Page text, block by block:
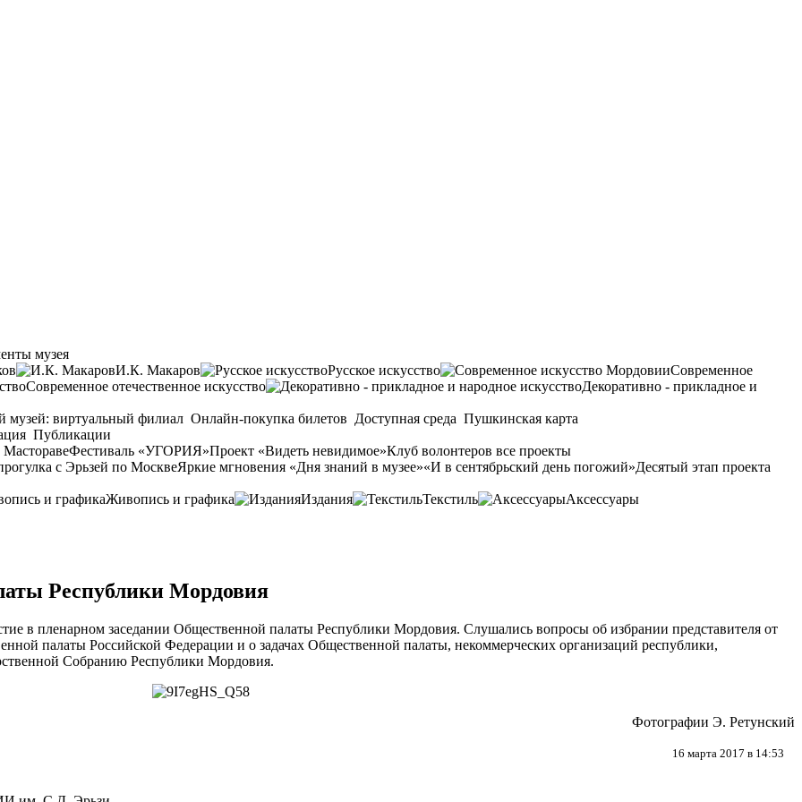
музея
И.К. Макаров Русское искусство
Современное
Современное отечественное искусство
Декоративно - прикладное и
музей: виртуальный филиал Онлайн-покупка билетов Доступная среда Пушкинская карта
Публикации
Фестиваль «УГОРИЯ»Проект «Видеть невидимое»Клуб волонтеров все проекты
с Эрьзей по МосквеЯркие мгновения «Дня знаний в музее»«И в сентябрьский день погожий»Десятый этап проекта
Живопись и графика Издания Текстиль Аксессуары
Республики Мордовия
пленарном заседании Общественной палаты Республики Мордовия. Слушались вопросы об избрании представителя от
палаты Российской Федерации и о задачах Общественной палаты, некоммерческих организаций республики,
Собранию Республики Мордовия.
Фотографии Э. Ретунский
16 марта 2017 в 14:53